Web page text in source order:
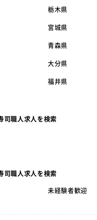
栃木県
宮城県
青森県
大分県
福井県
司職人求人を検索
司職人求人を検索
未経験者歓迎